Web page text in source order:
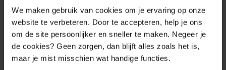
We maken gebruik van cookies om je ervaring op onze
website te verbeteren. Door te accepteren, help je ons
om de site persoonlijker en sneller te maken. Negeer je
de cookies? Geen zorgen, dan blijft alles zoals het is,
maar je mist misschien wat handige functies.
Deze vormpjes zijn ideaal voor het bakken van cupcakes,
muffins en kleine cakejes. Ze houden het beslag perfect op zijn
plaats en zorgen ervoor dat je cupcakes mooi en gelijkmatig
bakken. Ook handig voor het serveren van snacks of desserts.